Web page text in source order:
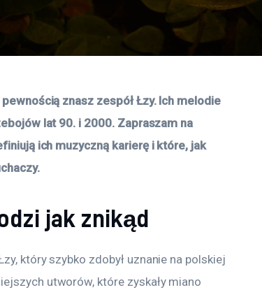
znasz zespół Łzy. Ich melodie
lat 90. i 2000. Zapraszam na
ich muzyczną karierę i które, jak
jak znikąd
który szybko zdobył uznanie na polskiej
utworów, które zyskały miano